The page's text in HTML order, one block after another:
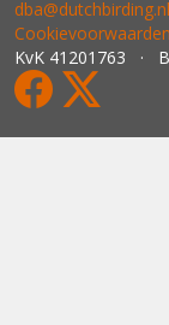
dba@dutchbirding.nl
Cookievoorwaarden
KvK 41201763 ·